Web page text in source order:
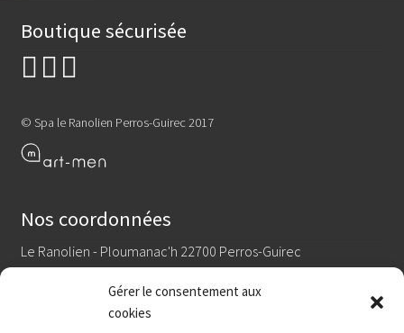
Gérer le consentement aux
cookies
Boutique sécurisée
© Spa le Ranolien Perros-Guirec 2017
Nos coordonnées
Le Ranolien - Ploumanac'h 22700 Perros-Guirec